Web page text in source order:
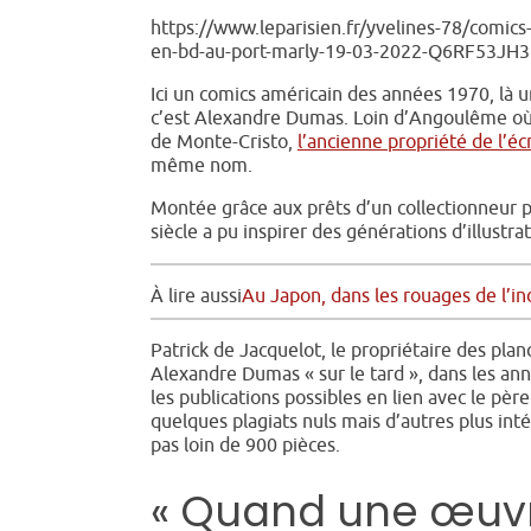
https://www.leparisien.fr/yvelines-78/
en-bd-au-port-marly-19-03-2022-
Ici un comics américain des années 1970, là
c’est Alexandre Dumas. Loin d’Angoulême
de Monte-Cristo, l’ancienne propriété de
même nom.
Montée grâce aux prêts d’un
siècle a pu inspirer des générations
À lire aussiAu Japon, dans les rouages de
Patrick de Jacquelot, le propriétaire des
Alexandre Dumas « sur le tard », dans les
les publications possibles en lien avec le
quelques plagiats nuls mais d’autres plus
pas loin de 900 pièces.
« Quand une